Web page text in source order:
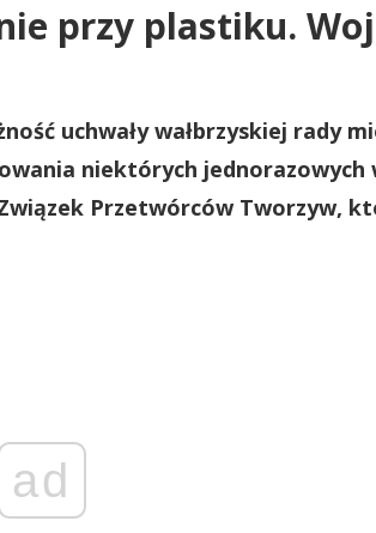
przy plastiku.
uchwały wałbrzyskiej rady
niektórych jednorazowych
Przetwórców Tworzyw,
ad